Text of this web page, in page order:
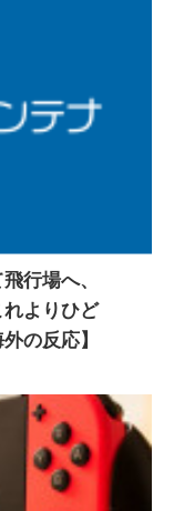
行場へ、
よりひど
の反応】